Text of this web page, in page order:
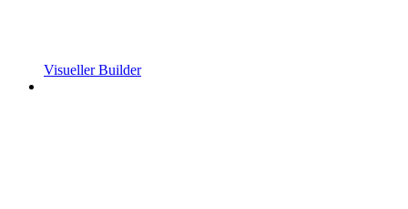
Visueller Builder